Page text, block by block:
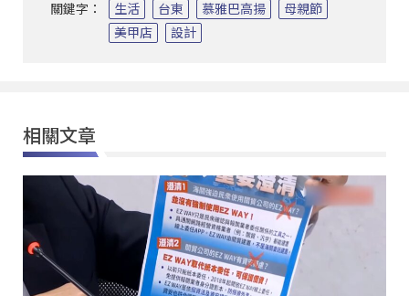
關鍵字： 生活 台東 慕雅巴高揚
母親節
美甲店
設計
相關文章